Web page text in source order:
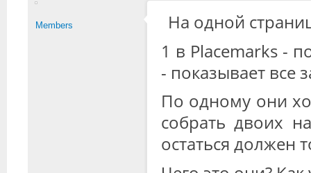
Members
На одной
1 в Placemarks -
- показывает все
По одному они
собрать двоих
остаться должен